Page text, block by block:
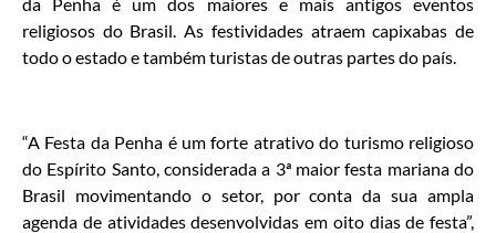
religiosos do Brasil. As festividades atraem capixabas de
todo o estado e também turistas de outras partes do país.
“A Festa da Penha é um forte atrativo do turismo religioso
do Espírito Santo, considerada a 3ª maior festa mariana do
Brasil movimentando o setor, por conta da sua ampla
agenda de atividades desenvolvidas em oito dias de festa”,